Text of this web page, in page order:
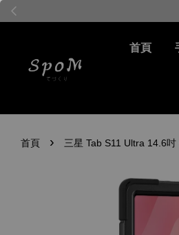
首頁
首頁 › 三星 Tab S11 Ultra 14.6